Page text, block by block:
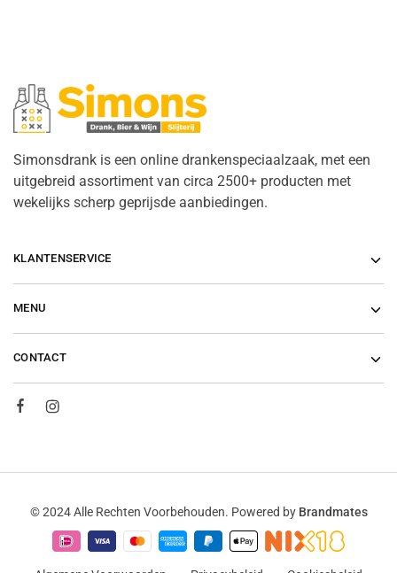
Simonsdrank is een online drankenspeciaalzaak, met een
uitgebreid assortiment van circa 2500+ producten met
wekelijks scherp geprijsde aanbiedingen.
KLANTENSERVICE
MENU
CONTACT
© 2024 Alle Rechten Voorbehouden. Powered by Brandmates